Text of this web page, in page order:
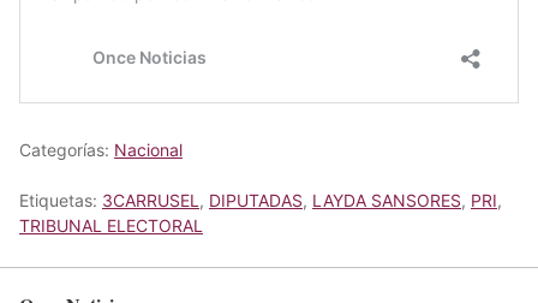
Categorías: Nacional
Etiquetas: 3CARRUSEL , DIPUTADAS, LAYDA SANSORES, PRI,
TRIBUNAL ELECTORAL